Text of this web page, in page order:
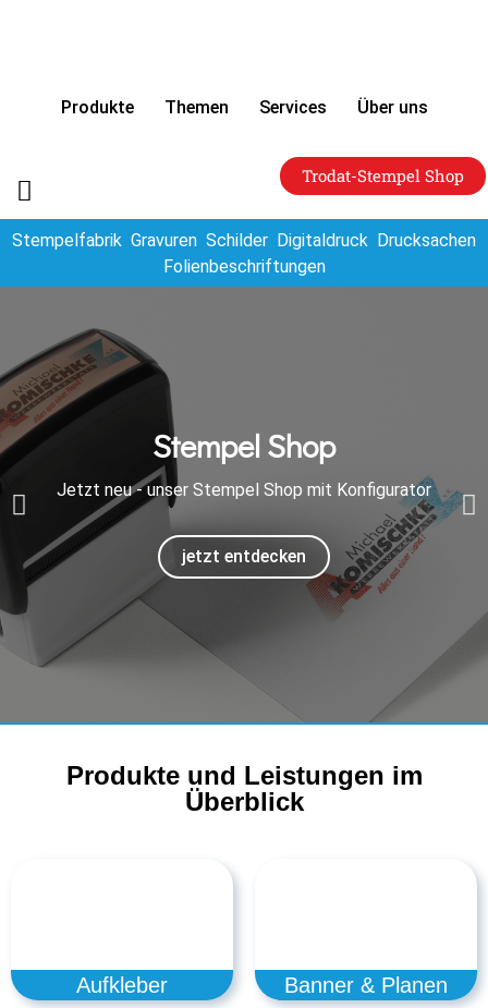
Produkte Themen Services Über uns
Trodat-Stempel Shop
Stempelfabrik Gravuren Schilder Digitaldruck Drucksachen
Folienbeschriftungen
Stempel Shop
Jetzt neu - unser Stempel Shop mit Konfigurator
jetzt entdecken
Produkte und Leistungen im
Überblick
Aufkleber Banner & Planen